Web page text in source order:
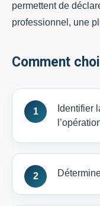
permettent de
professionnel, une
Comment
Identifier